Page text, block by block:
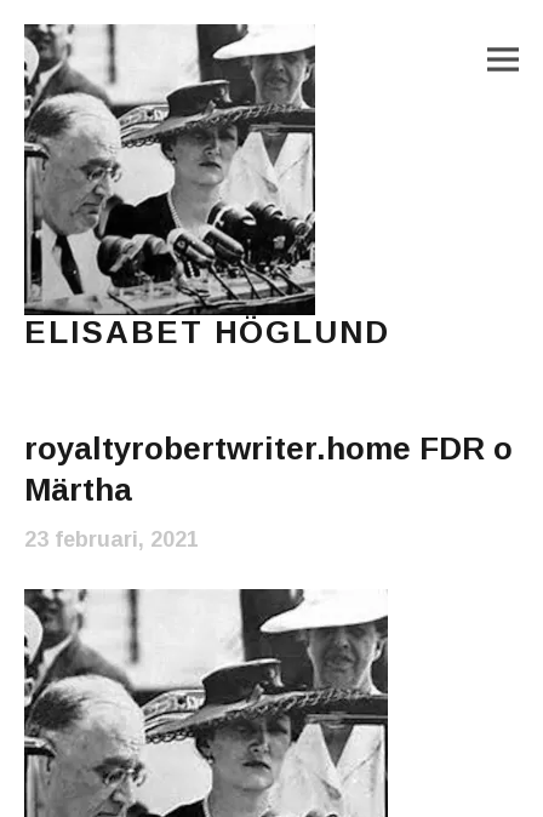
ELISABET HÖGLUND
royaltyrobertwriter.home FDR o
Märtha
23 februari, 2021